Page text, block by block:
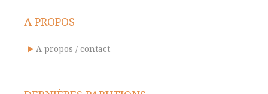
A PROPOS
A propos / contact